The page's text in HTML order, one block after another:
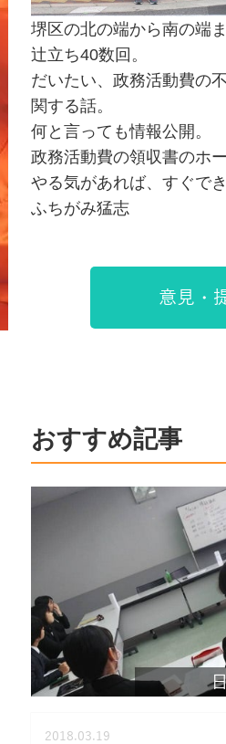
堺区の北の端から南の端
辻立ち40数回。
だいたい、政務活動費の
関する話。
何と言っても情報公開。
政務活動費の領収書のホ
やる気があれば、すぐでき
ふちがみ猛志
意見・
おすすめ記事
2018.03.19